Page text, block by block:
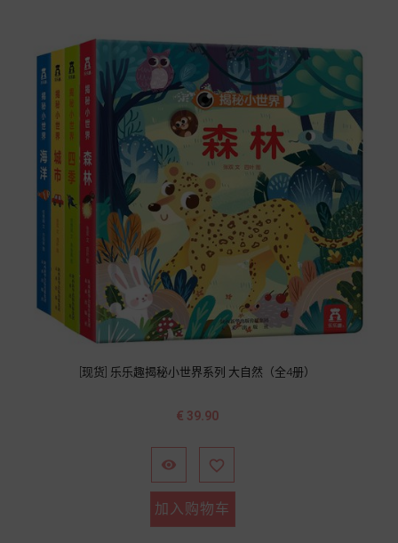
[现货] 乐乐趣揭秘小世界系列 大自然（全4册）
价
€ 39.90
 
加入购物车